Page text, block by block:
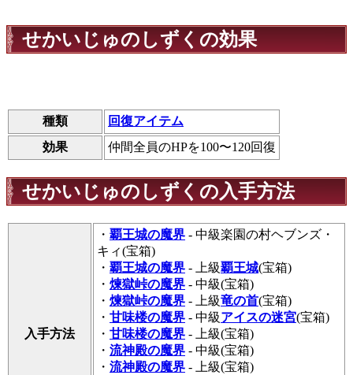
せかいじゅのしずくの効果
種類
回復アイテム
効果
仲間全員のHPを100〜120回復
せかいじゅのしずくの入手方法
入手方法
・ 覇王城の魔界 - 中級楽園の村ヘブンズ・
キィ(宝箱)
・ 覇王城の魔界 - 上級覇王城(宝箱)
・ 煉獄峠の魔界 - 中級(宝箱)
・ 煉獄峠の魔界 - 上級竜の首(宝箱)
・ 甘味楼の魔界 - 中級アイスの迷宮(宝箱)
・ 甘味楼の魔界 - 上級(宝箱)
・ 流神殿の魔界 - 中級(宝箱)
・ 流神殿の魔界 - 上級(宝箱)